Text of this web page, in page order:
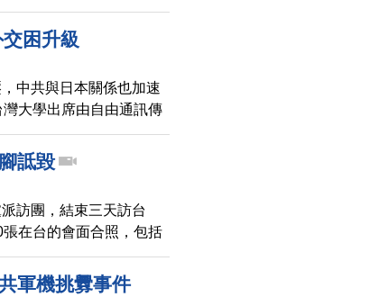
平，遏制中共。
困升級
中共與日本關係也加速
大學出席由自由通訊傳
國際局勢激烈變化下，
2027年可能進犯台灣的
前內外交困的窘境。
詆毀
訪團，結束三天訪台
在台的會面合照，包括
部、外交部代表等人的
聞稿，標題用「日本政
軍機挑釁事件